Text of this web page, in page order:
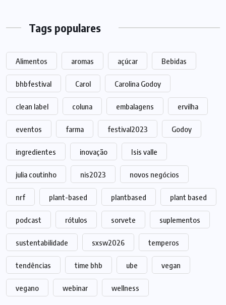
Tags populares
Alimentos aromas açúcar Bebidas
bhbfestival Carol Carolina Godoy
clean label coluna embalagens ervilha
eventos farma festival2023 Godoy
ingredientes inovação Isis valle
julia coutinho nis2023 novos negócios
nrf plant-based plantbased plant based
podcast rótulos sorvete suplementos
sustentabilidade sxsw2026 temperos
tendências time bhb ube vegan
vegano webinar wellness